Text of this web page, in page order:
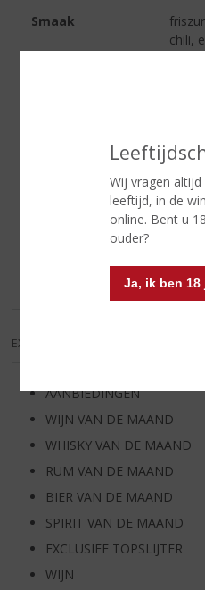
Wij vragen
leeftijd, in de
online. Bent u
ouder?
Ja, ik ben
Smaak
chili,
Reviews
Er zijn nog geen reviews
EXCL. BTW
AANBIEDINGEN
WIJN VAN DE MAAND
WHISKY VAN DE MAAND
RUM VAN DE MAAND
BIER VAN DE MAAND
SPIRIT VAN DE MAAND
EXCLUSIEF TOPSLIJTER
WIJN